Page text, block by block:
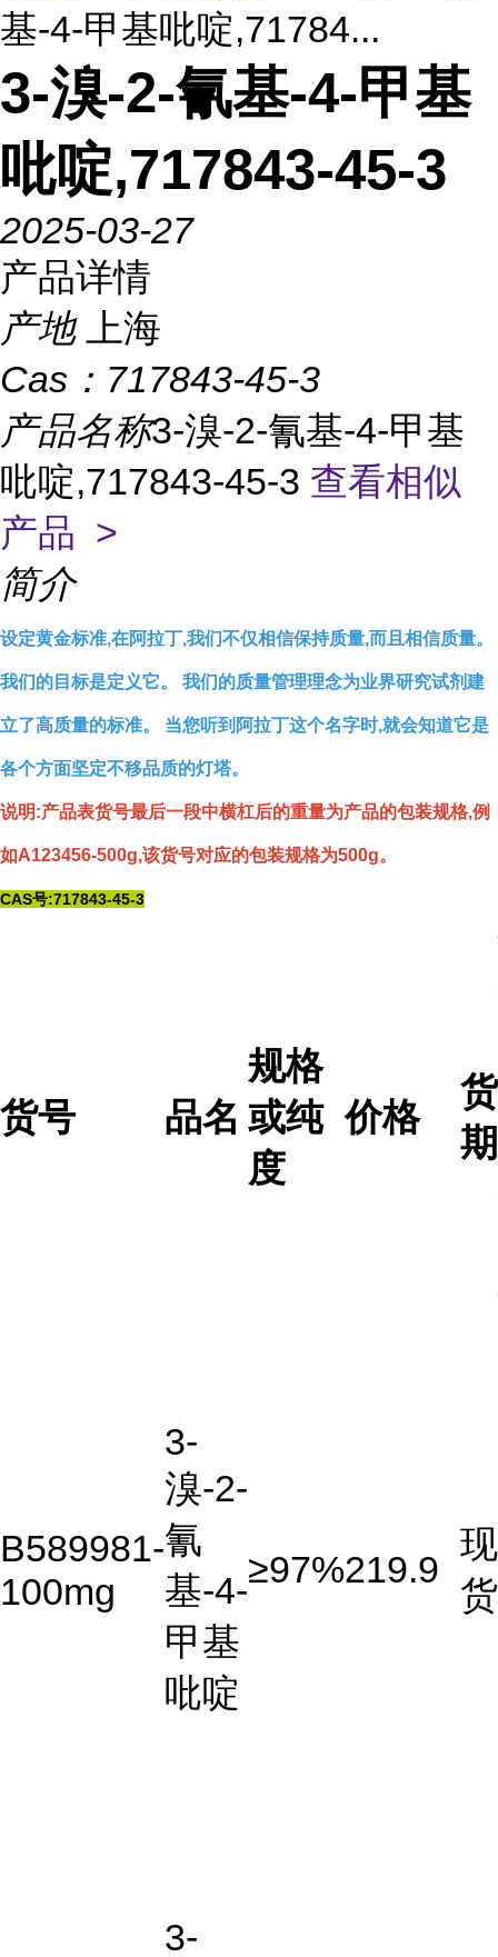
基-4-甲基吡啶,71784...
3-溴-2-氰基-4-甲基
吡啶,717843-45-3
2025-03-27
产品详情
产地
上海
Cas： 717843-45-3
产品名称3-溴-2-氰基-4-甲基
吡啶,717843-45-3 查看相似
产品 >
简介
设定黄金标准,在阿拉丁,我们不仅相信保持质量,而且相信质量。
我们的目标是定义它。 我们的质量管理理念为业界研究试剂建
立了高质量的标准。 当您听到阿拉丁这个名字时,就会知道它是
各个方面坚定不移品质的灯塔。
说明:产品表货号最后一段中横杠后的重量为产品的包装规格,例
如A123456-500g,该货号对应的包装规格为500g。
CAS号:717843-45-3
货号 品名
规格
或纯
度
价格
货
期
B589981-
100mg
3-
溴-2-
氰
基-4-
甲基
吡啶
≥97%219.9
现
货
3-